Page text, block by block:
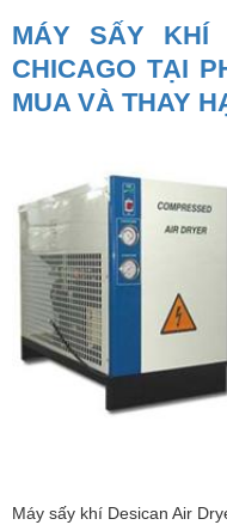
MÁY SẤY KHÍ
CHICAGO TẠI
MUA VÀ THAY
Máy sấy khí Desican Air